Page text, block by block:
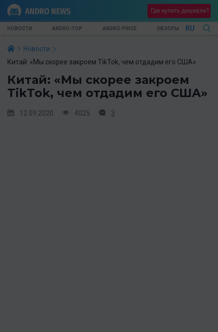
Где купить дешевле?
НОВОСТИ ANDRO-TOP ANDRO-PRICE ОБЗОРЫ RU
Новости
Китай: «Мы скорее закроем TikTok, чем отдадим его США»
Китай: «Мы скорее закроем
TikTok, чем отдадим его США»
12.09.2020 4025 3